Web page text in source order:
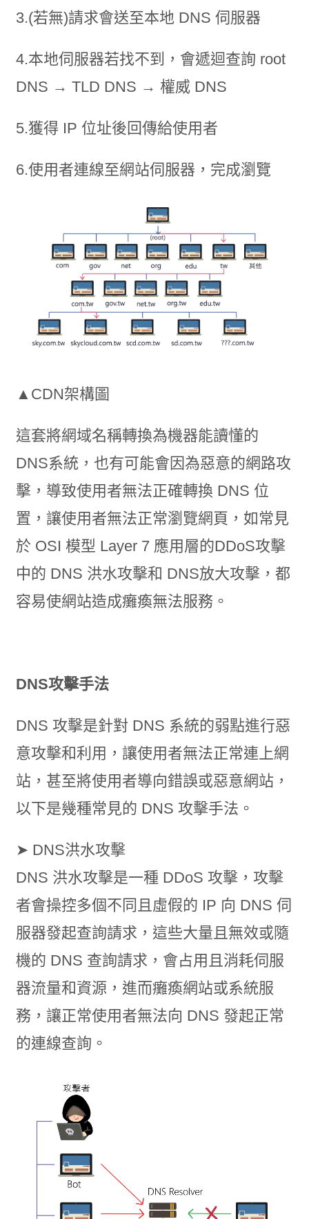
3.(若無)請求會送至本地 DNS 伺服器
4.本地伺服器若找不到，會遞迴查詢 root
DNS → TLD DNS → 權威 DNS
5.獲得 IP 位址後回傳給使用者
6.使用者連線至網站伺服器，完成瀏覽
▲CDN架構圖
這套將網域名稱轉換為機器能讀懂的
DNS系統，也有可能會因為惡意的網路攻
擊，導致使用者無法正確轉換 DNS 位
置，讓使用者無法正常瀏覽網頁，如常見
於 OSI 模型 Layer 7 應用層的DDoS攻擊
中的 DNS 洪水攻擊和 DNS放大攻擊，都
容易使網站造成癱瘓無法服務。
DNS攻擊手法
DNS 攻擊是針對 DNS 系統的弱點進行惡
意攻擊和利用，讓使用者無法正常連上網
站，甚至將使用者導向錯誤或惡意網站，
以下是幾種常見的 DNS 攻擊手法。
➤ DNS洪水攻擊
DNS 洪水攻擊是一種 DDoS 攻擊，攻擊
者會操控多個不同且虛假的 IP 向 DNS 伺
服器發起查詢請求，這些大量且無效或隨
機的 DNS 查詢請求，會占用且消耗伺服
器流量和資源，進而癱瘓網站或系統服
務，讓正常使用者無法向 DNS 發起正常
的連線查詢。